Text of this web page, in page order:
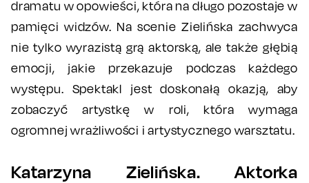
dramatu w opowieści, która na długo pozostaje w
pamięci widzów. Na scenie Zielińska zachwyca
nie tylko wyrazistą grą aktorską, ale także głębią
emocji, jakie przekazuje podczas każdego
występu. Spektakl jest doskonałą okazją, aby
zobaczyć artystkę w roli, która wymaga
ogromnej wrażliwości i artystycznego warsztatu.
Katarzyna Zielińska. Aktorka